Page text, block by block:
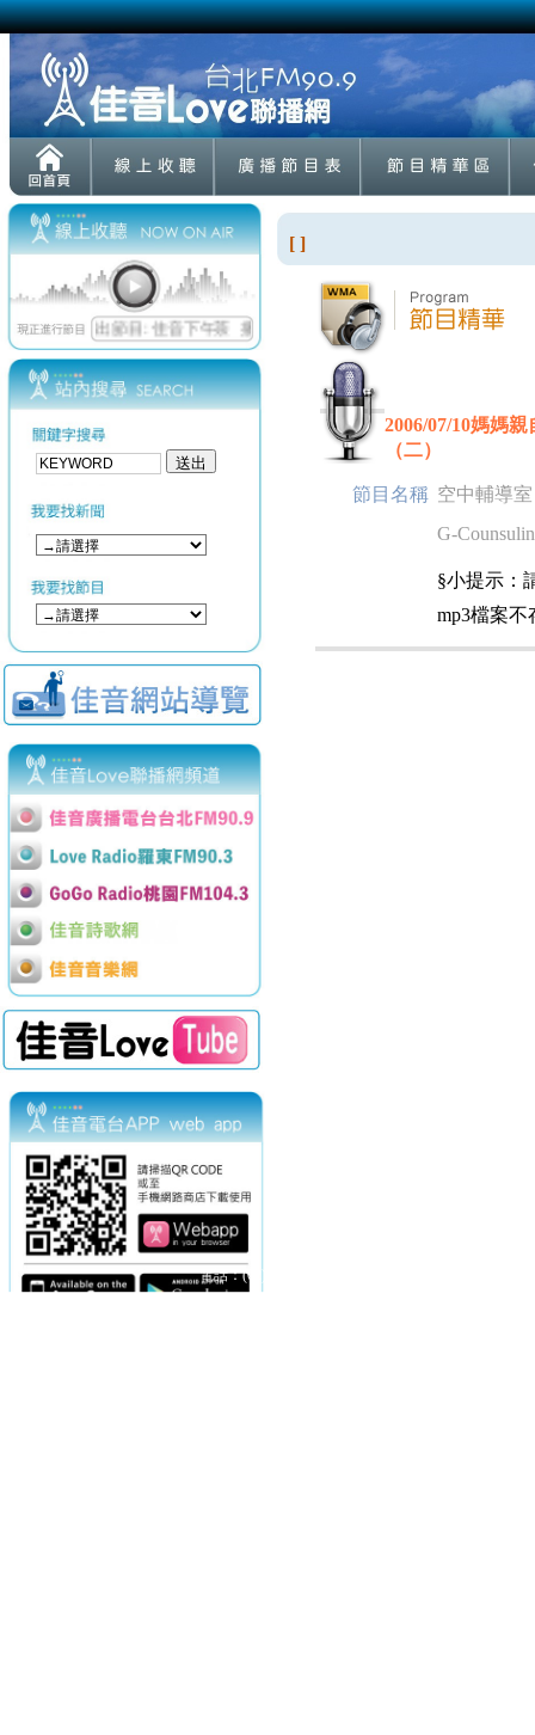
[ ]
2006/07/10媽媽
（二）
節目名稱 空中輔導室
G-
§小提示：
mp3檔案不
電話：(02)2369-9050